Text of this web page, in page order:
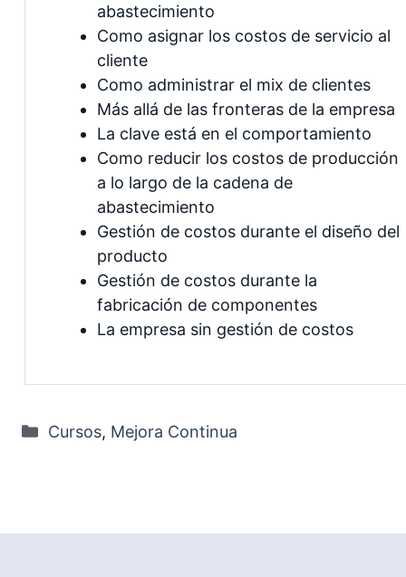
abastecimiento
Como asignar los costos de servicio al
cliente
Como administrar el mix de clientes
Más allá de las fronteras de la empresa
La clave está en el comportamiento
Como reducir los costos de producción
a lo largo de la cadena de
abastecimiento
Gestión de costos durante el diseño del
producto
Gestión de costos durante la
fabricación de componentes
La empresa sin gestión de costos
Categorías
Cursos, Mejora Continua